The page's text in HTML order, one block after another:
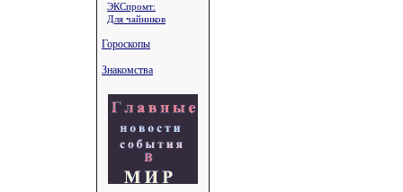
ЭКСпромт:
Для чайников
Гороскопы
Знакомства